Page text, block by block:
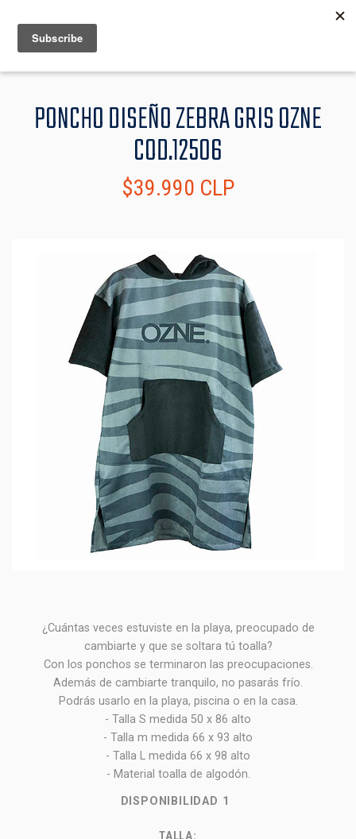
MENU
PONCHO DISEÑO ZEBRA GRIS OZNE
COD.12506
$39.990 CLP
¿Cuántas veces estuviste en la playa, preocupado de
cambiarte y que se soltara tú toalla?
Con los ponchos se terminaron las preocupaciones.
Además de cambiarte tranquilo, no pasarás frío.
Podrás usarlo en la playa, piscina o en la casa.
- Talla S medida 50 x 86 alto
- Talla m medida 66 x 93 alto
- Talla L medida 66 x 98 alto
- Material toalla de algodón.
DISPONIBILIDAD 1